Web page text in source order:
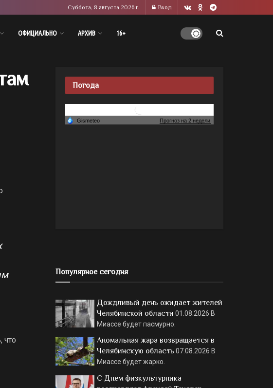
Суббота, 8 августа 2026 г. Вход
ОФИЦИАЛЬНО АРХИВ 16+
что
Погода
Популярное сегодня
Дождливый день ожидает жителей
Челябинской области 01.08.2026 В
Миассе будет пасмурно.
Аномальная жара возвращается в
Челябинскую область 07.08.2026 В
Миассе будет жарко.
С Днем физкультурника